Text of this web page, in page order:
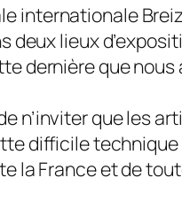
internationale
lieux
dernière que nous
n’inviter que les
difficile
la France et de